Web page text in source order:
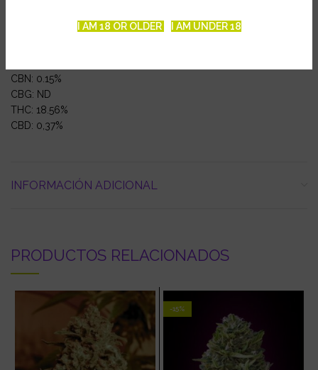
I AM 18 OR OLDER I AM UNDER 18
Floracion interior: 68-78 días
CBN: 0.15%
CBG: ND
THC: 18.56%
CBD: 0,37%
INFORMACIÓN ADICIONAL
PRODUCTOS RELACIONADOS
-15%